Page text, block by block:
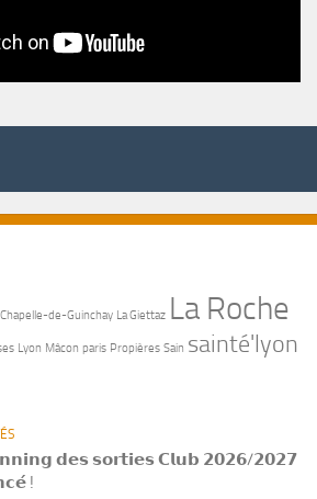
Chapelle-de-Guinchay La Giettaz La Roche
Lyon Mâcon paris Propières Sain sainté'lyon
𝗱𝗲𝘀 𝘀𝗼𝗿𝘁𝗶𝗲𝘀 𝗖𝗹𝘂𝗯 𝟮𝟬𝟮𝟲/𝟮𝟬𝟮𝟳
!